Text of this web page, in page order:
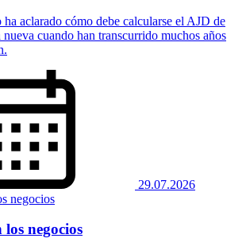
aclarado cómo debe calcularse el AJD de
cuando han transcurrido muchos años
29.07.2026
negocios